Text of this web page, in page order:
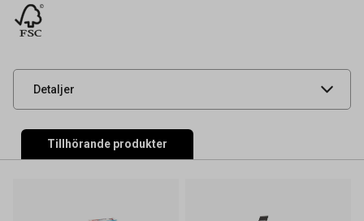
Detaljer
Artikelnummer
Leverantörens
UNSPSC 31201517
Tillhörande produkter